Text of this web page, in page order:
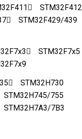
STM32F412
STM32F429/439
STM32F7x5
STM32H730
STM32H745/755
STM32H7A3/7B3